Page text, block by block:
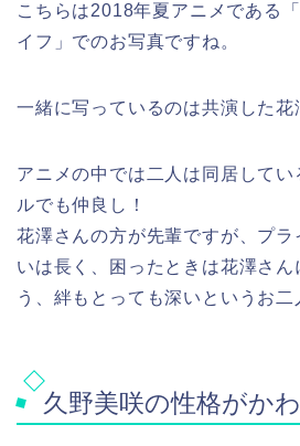
こちらは2018年夏アニメである
イフ」でのお写真ですね。
一緒に写っているのは共演した花
アニメの中では二人は同居して
ルでも仲良し！
花澤さんの方が先輩ですが、プラ
いは長く、困ったときは花澤さ
う、絆もとっても深いというお二
久野美咲の性格がか